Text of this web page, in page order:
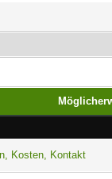
Kosten, Kontakt